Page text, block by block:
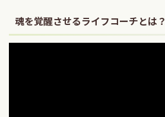
魂を覚醒させるライフコーチとは？